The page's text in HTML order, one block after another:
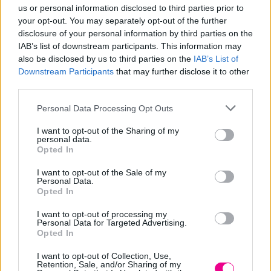
us or personal information disclosed to third parties prior to
your opt-out. You may separately opt-out of the further
disclosure of your personal information by third parties on the
IAB’s list of downstream participants. This information may
also be disclosed by us to third parties on the IAB’s List of
Downstream Participants that may further disclose it to other
Personal Data Processing Opt Outs
I want to opt-out of the Sharing of my
personal data.
Opted In
I want to opt-out of the Sale of my
Personal Data.
Opted In
I want to opt-out of processing my
Personal Data for Targeted Advertising.
Opted In
I want to opt-out of Collection, Use,
Retention, Sale, and/or Sharing of my
Περιέχει έλαιο αβοκάντο που είναι πλούσιο σε βιταμίνες.
Ζωντανεύει και διατηρεί το βαμμένο χρώμα.
Καθυστερεί την επίσκεψη σας στο κομμωτήριο.
Προσφέρει προσωρινή κάλυψη λευκών.
Διατίθεται σε 9 διαφορετικές αποχρώσεις.
Διατίθεται σε 30ml και 200ml.
χρήσης. Έπειτα εφαρμόζετε την επιθυμητή απόχρωση
μάσκας με χρώμα από την ρίζα έως τις άκρες με την
βοήθεια μιας χτένας. Αφήνετε τη μάσκα με χρώμα να
δράσει 2 λεπτά. Ξεβγάζετε σχολαστικά με χλιαρό νερό.
Δοσολογία: